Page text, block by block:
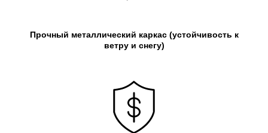
Прочный металлический каркас(устойчивость к
ветру и снегу)